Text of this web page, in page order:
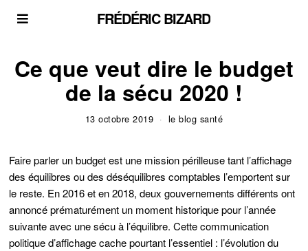
FRÉDÉRIC BIZARD
Ce que veut dire le budget
de la sécu 2020 !
13 octobre 2019 le blog santé
Faire parler un budget est une mission périlleuse tant l’affichage
des équilibres ou des déséquilibres comptables l’emportent sur
le reste. En 2016 et en 2018, deux gouvernements différents ont
annoncé prématurément un moment historique pour l’année
suivante avec une sécu à l’équilibre. Cette communication
politique d’affichage cache pourtant l’essentiel : l’évolution du